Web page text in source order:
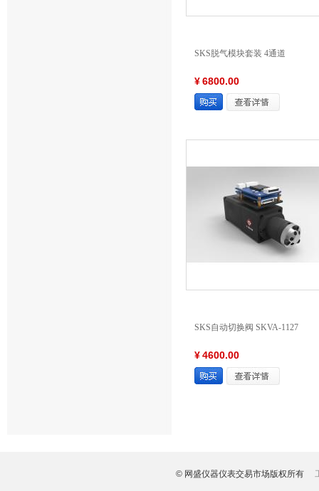
SKS脱气模块套装 4通道
¥6800.00
SKS自动切换阀 SKVA-1127
¥4600.00
© 网盛仪器仪表交易市场版权所有